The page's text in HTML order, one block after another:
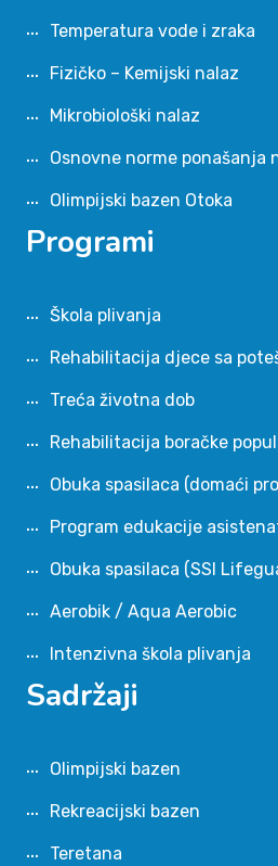
Temperatura vode i zraka
Fizičko – Kemijski nalaz
Mikrobiološki nalaz
Osnovne norme ponašanja
Olimpijski bazen Otoka
Programi
Škola plivanja
Rehabilitacija djece sa
Treća životna dob
Rehabilitacija boračke
Obuka spasilaca (domaći
Program edukacije
Obuka spasilaca (SSI
Aerobik / Aqua Aerobic
Intenzivna škola plivanja
Sadržaji
Olimpijski bazen
Rekreacijski bazen
Teretana